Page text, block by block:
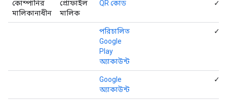
কোম্পানির
মালিকানাধীন
প্রোফাইল
মালিক
QR কোড ✓
পরিচালিত
Google
Play
অ্যাকাউন্ট
✓
Google
অ্যাকাউন্ট
✓